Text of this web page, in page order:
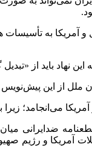
آمریکا به
نهاد باید از
ملل از این
می‌انجامد؛
ضدایرانی
آمریکا و رژیم